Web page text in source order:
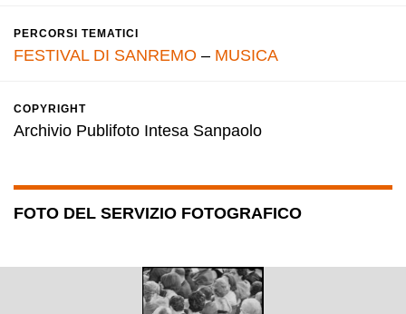
PERCORSI TEMATICI
FESTIVAL DI SANREMO – MUSICA
COPYRIGHT
Archivio Publifoto Intesa Sanpaolo
FOTO DEL SERVIZIO FOTOGRAFICO